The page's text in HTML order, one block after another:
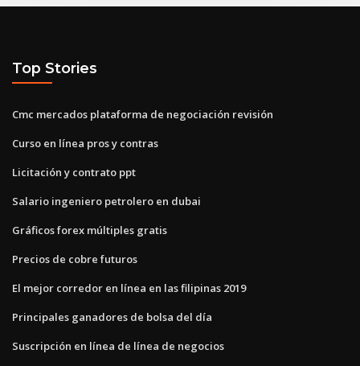
Top Stories
Cmc mercados plataforma de negociación revisión
Curso en línea pros y contras
Licitación y contrato ppt
Salario ingeniero petrolero en dubai
Gráficos forex múltiples gratis
Precios de cobre futuros
El mejor corredor en línea en las filipinas 2019
Principales ganadores de bolsa del día
Suscripción en línea de línea de negocios